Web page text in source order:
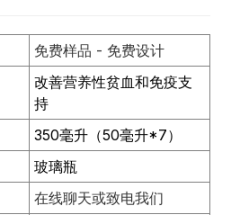
免费样品 - 免费设计
改善营养性贫血和免疫支
持
350毫升（50毫升*7）
玻璃瓶
在线聊天或致电我们